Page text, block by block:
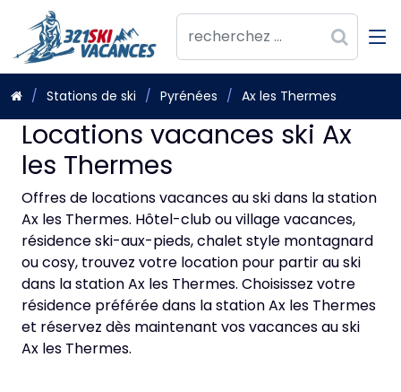
Stations de ski Pyrénées Ax les Thermes
Locations vacances ski Ax
les Thermes
Offres de locations vacances au ski dans la station
Ax les Thermes. Hôtel-club ou village vacances,
résidence ski-aux-pieds, chalet style montagnard
ou cosy, trouvez votre location pour partir au ski
dans la station Ax les Thermes. Choisissez votre
résidence préférée dans la station Ax les Thermes
et réservez dès maintenant vos vacances au ski
Ax les Thermes.